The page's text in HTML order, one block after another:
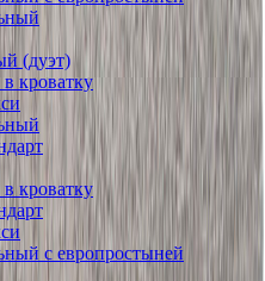
(дуэт)
кроватку
кроватку
с европростыней